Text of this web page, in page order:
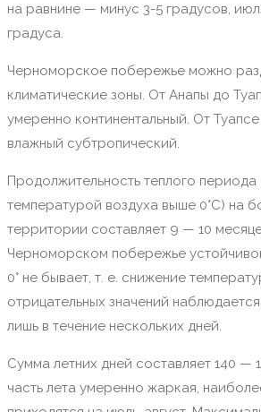
на равнине — минус 3-5 градусов,
градуса.
Черноморское побережье можно
климатические зоны. От Анапы до
умеренно континентальный. От
влажный субтропический.
Продолжительность теплого
температурой воздуха выше 0°C) на
территории составляет 9 — 10
Черноморском побережье
0° не бывает, т. е. снижение
отрицательных значений
лишь в течение нескольких дней.
Сумма летних дней составляет 140 —
часть лета умеренно жаркая,